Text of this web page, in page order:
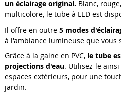
un éclairage original. Blanc,
multicolore, le tube à LED est
Il offre en outre 5 modes
à l'ambiance lumineuse que vous
Grâce à la gaine en PVC, le tube
projections d'eau. Utilisez-le
espaces extérieurs, pour une
jardin.